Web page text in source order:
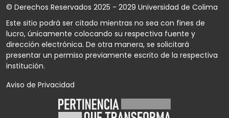
© Derechos Reservados 2025 - 2029 Universidad de Colima
Este sitio podrá ser citado mientras no sea con fines de
lucro, únicamente colocando su respectiva fuente y
dirección electrónica. De otra manera, se solicitará
presentar un permiso previamente escrito de la respectiva
institución.
Aviso de Privacidad